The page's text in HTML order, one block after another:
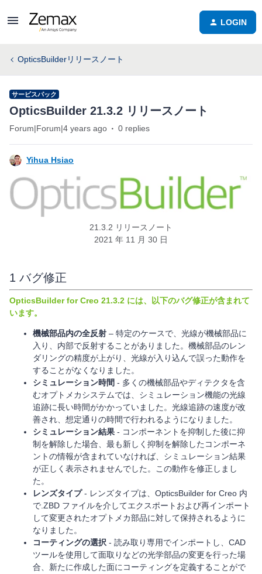
LOGIN
OpticsBuilderリリースノート
サービスパック
OpticsBuilder 21.3.2 リリースノート
Forum|Forum|4 years ago 0 replies
Yihua Hsiao
21.3.2 リリースノート
2021 年 11 月 30 日
1 バグ修正
OpticsBuilder for Creo 21.3.2 には、以下のバグ修正が含まれて
います。
機械部品内の全反射 – 特定のケースで、光線が機械部品に
入り、内部で反射することがありました。機械部品のレン
ダリングの精度が上がり、光線が入り込んで誤った動作を
することがなくなりました。
シミュレーション時間 - 多くの機械部品やディテクタを含
むオプトメカシステムでは、シミュレーション機能の光線
追跡に長い時間がかかっていました。光線追跡の速度が改
善され、想定通りの時間で行われるようになりました。
シミュレーション結果 - コンポーネントを抑制した後に抑
制を解除した場合、最も新しく抑制を解除したコンポーネ
ントの情報が含まれていなければ、シミュレーション結果
が正しく表示されませんでした。この動作を修正しまし
た。
レンズタイプ- レンズタイプは、OpticsBuilder for Creo 内
で.ZBD ファイルを介してエクスポートおよび再インポート
して変更されたオプトメカ部品に対して保持されるように
なりました。
コーティングの選択 - 読み取り専用でインポートし、CAD
ツールを使用して面取りなどの光学部品の変更を行った場
合、新たに作成した面にコーティングを定義することがで